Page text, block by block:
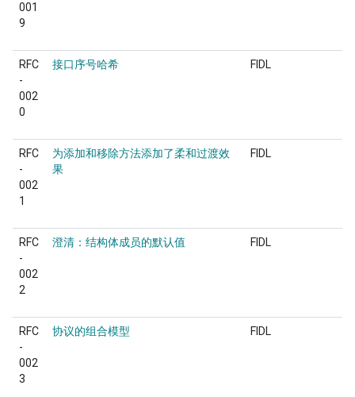
001
9
RFC
-
002
0
接口序号哈希 FIDL
RFC
-
002
1
为添加和移除方法添加了柔和过渡效
果
FIDL
RFC
-
002
2
澄清：结构体成员的默认值 FIDL
RFC
-
002
3
协议的组合模型 FIDL